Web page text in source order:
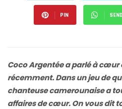
PIN SEND
Coco Argentée a parlé à cœur
récemment. Dans un jeu de
chanteuse camerounaise a
affaires de cœur. On vous dit